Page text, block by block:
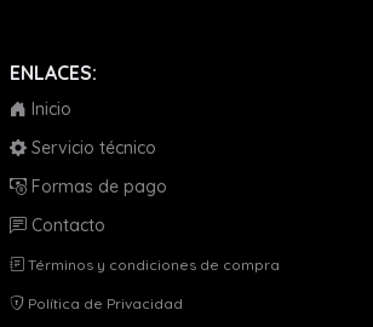
ENLACES:
Inicio
Servicio técnico
Formas de pago
Contacto
Términos y condiciones de compra
Política de Privacidad